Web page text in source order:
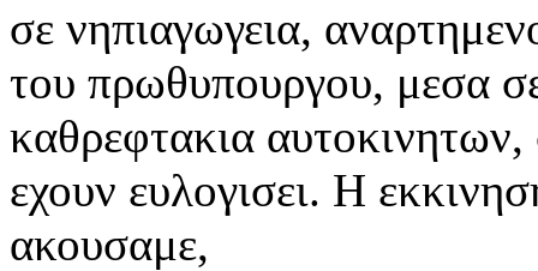
σε νηπιαγωγεια,
του πρωθυπουργου, μεσα
καθρεφτακια
εχουν ευλογισει. Η
ακουσαμε,